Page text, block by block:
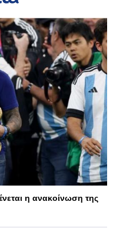
η ανακοίνωση της